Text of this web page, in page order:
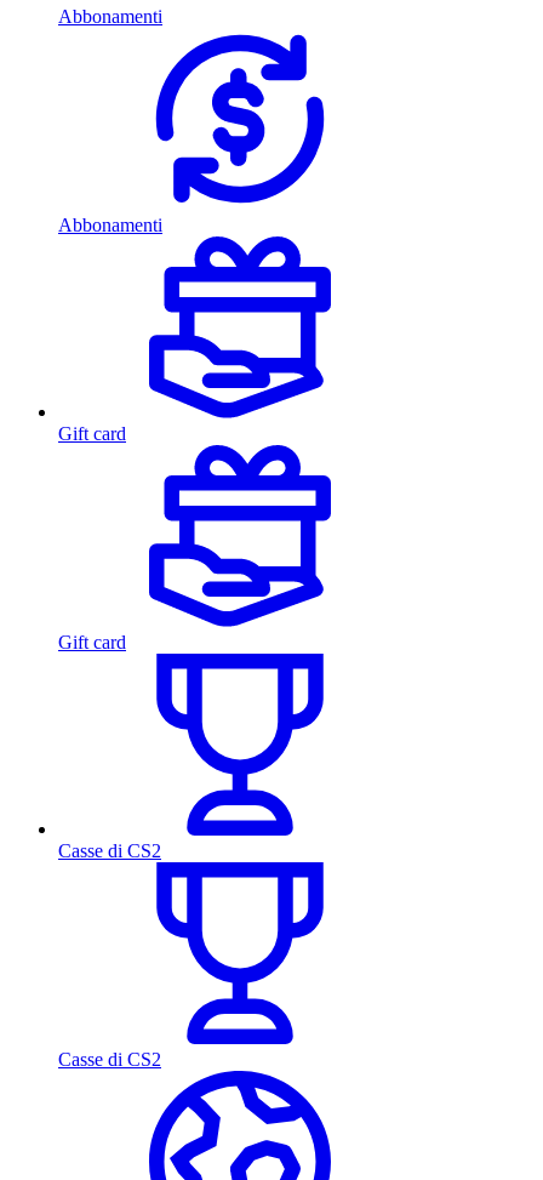
Abbonamenti
Abbonamenti
Gift card
Gift card
Casse di CS2
Casse di CS2